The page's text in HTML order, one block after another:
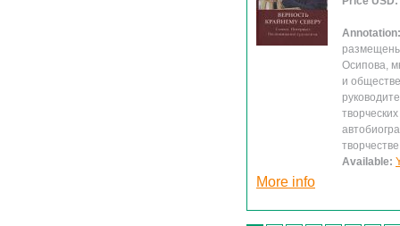
размещены
Осипова,
и
Available:
More info